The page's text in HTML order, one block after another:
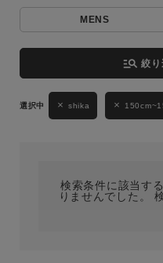
MENS
manage_search 絞り
shika
検索条件に該当す
りませんでした。